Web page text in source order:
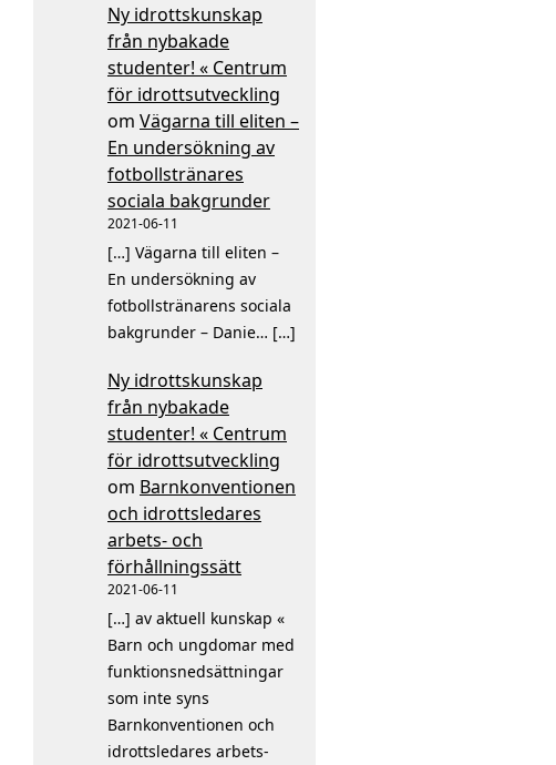
Ny idrottskunskap
från nybakade
studenter! « Centrum
för idrottsutveckling
om Vägarna till eliten –
En undersökning av
fotbollstränares
sociala bakgrunder
2021-06-11
[…] Vägarna till eliten –
En undersökning av
fotbollstränarens sociala
bakgrunder – Danie… […]
Ny idrottskunskap
från nybakade
studenter! « Centrum
för idrottsutveckling
om Barnkonventionen
och idrottsledares
arbets- och
förhållningssätt
2021-06-11
[…] av aktuell kunskap «
Barn och ungdomar med
funktionsnedsättningar
som inte syns
Barnkonventionen och
idrottsledares arbets-